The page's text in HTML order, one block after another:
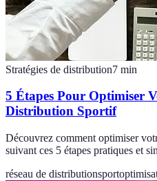
Stratégies de distribution7 min
5 Étapes Pour Optimiser
Distribution Sportif
Découvrez comment optimiser
suivant ces 5 étapes pratiques et
réseau de distributionsport